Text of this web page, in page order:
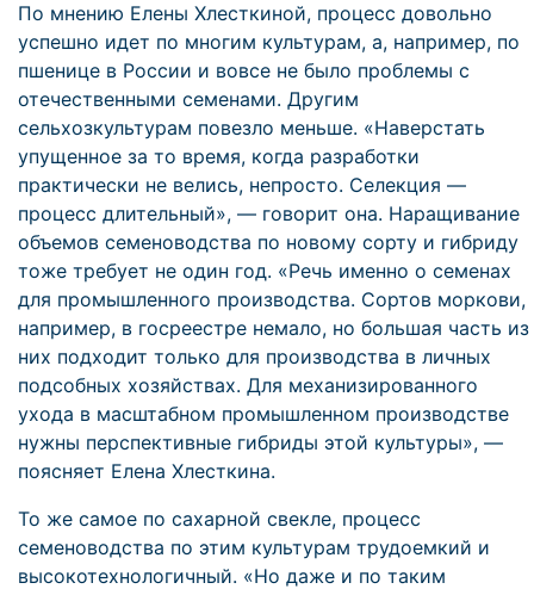
По мнению Елены Хлесткиной, процесс довольно
успешно идет по многим культурам, а, например, по
пшенице в России и вовсе не было проблемы с
отечественными семенами. Другим
сельхозкультурам повезло меньше. «Наверстать
упущенное за то время, когда разработки
практически не велись, непросто. Селекция —
процесс длительный», — говорит она. Наращивание
объемов семеноводства по новому сорту и гибриду
тоже требует не один год. «Речь именно о семенах
для промышленного производства. Сортов моркови,
например, в госреестре немало, но большая часть из
них подходит только для производства в личных
подсобных хозяйствах. Для механизированного
ухода в масштабном промышленном производстве
нужны перспективные гибриды этой культуры», —
поясняет Елена Хлесткина.
То же самое по сахарной свекле, процесс
семеноводства по этим культурам трудоемкий и
высокотехнологичный. «Но даже и по таким